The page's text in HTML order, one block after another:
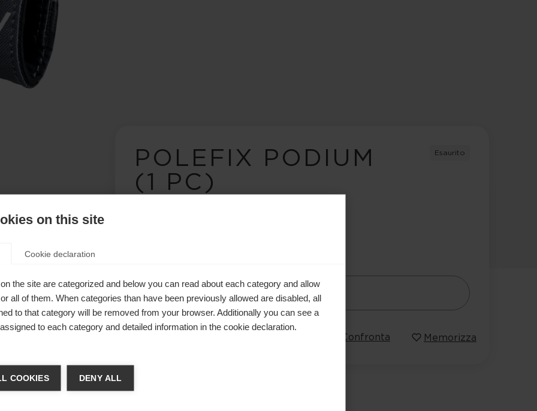
POLEFIX PODIUM
(1 PC)
Esaurito
Avvisami
Confronta Memorizza
da
per
lingua
on this site
Cookie declaration
the site are categorized and below you can read about each category and allow
all of them. When categories than have been previously allowed are disabled, all
to that category will be removed from your browser. Additionally you can see a
to each category and detailed information in the cookie declaration.
COOKIES DENY ALL